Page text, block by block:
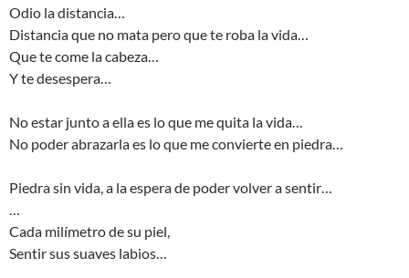
Odio la distancia…
Distancia que no mata pero que te roba la vida…
Que te come la cabeza…
Y te desespera…
No estar junto a ella es lo que me quita la vida…
No poder abrazarla es lo que me convierte en piedra…
Piedra sin vida, a la espera de poder volver a sentir…
…
Cada milímetro de su piel,
Sentir sus suaves labios…